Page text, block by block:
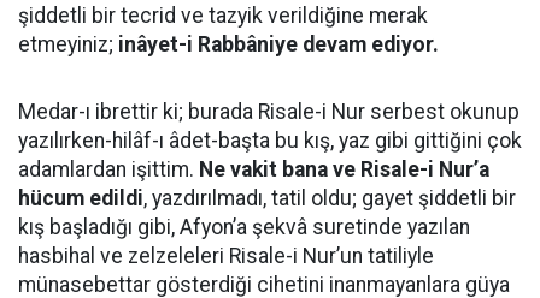
şiddetli bir tecrid ve tazyik verildiğine merak
etmeyiniz; inâyet-i Rabbâniye devam ediyor.
Medar-ı ibrettir ki; burada Risale-i Nur serbest okunup
yazılırken-hilâf-ı âdet-başta bu kış, yaz gibi gittiğini çok
adamlardan işittim. Ne vakit bana ve Risale-i Nur’a
hücum edildi, yazdırılmadı, tatil oldu; gayet şiddetli bir
kış başladığı gibi, Afyon’a şekvâ suretinde yazılan
hasbihal ve zelzeleleri Risale-i Nur’un tatiliyle
münasebettar gösterdiği cihetini inanmayanlara güya